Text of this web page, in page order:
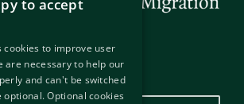
jonë
to accept
cookies to improve user
are necessary to help our
and can't be switched
optional. Optional cookies